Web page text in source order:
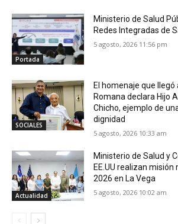
Portada
Ministerio de Salud
Redes Integradas de
5 agosto, 2026 11:56 pm
SOCIALES
El homenaje que llegó
Romana declara Hijo
Chicho, ejemplo de
dignidad
5 agosto, 2026 10:33 am
Actualidad
Ministerio de Salud y
EE.UU realizan
2026 en La Vega
5 agosto, 2026 10:02 am